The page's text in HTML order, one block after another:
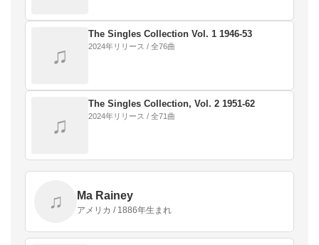
♫
The Singles Collection Vol. 1 1946-53
2024年リリース / 全76曲
♫
The Singles Collection, Vol. 2 1951-62
2024年リリース / 全71曲
♫ Ma Rainey
アメリカ / 1886年生まれ